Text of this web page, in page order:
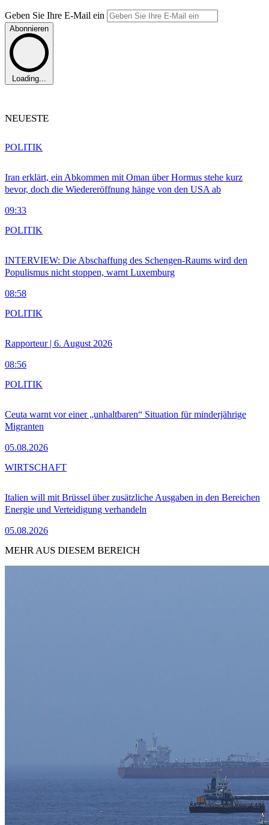
Geben Sie Ihre E-Mail ein
Abonnieren
Loading...
NEUESTE
Iran erklärt, ein Abkommen mit Oman über Hormus stehe kurz
bevor, doch die Wiedereröffnung hänge von den USA ab
09:33
POLITIK
INTERVIEW: Die Abschaffung des Schengen-Raums wird den
Populismus nicht stoppen, warnt Luxemburg
08:58
POLITIK
Rapporteur | 6. August 2026
08:56
POLITIK
Ceuta warnt vor einer „unhaltbaren“ Situation für minderjährige
Migranten
05.08.2026
POLITIK
Italien will mit Brüssel über zusätzliche Ausgaben in den Bereichen
Energie und Verteidigung verhandeln
05.08.2026
WIRTSCHAFT
MEHR AUS DIESEM BEREICH